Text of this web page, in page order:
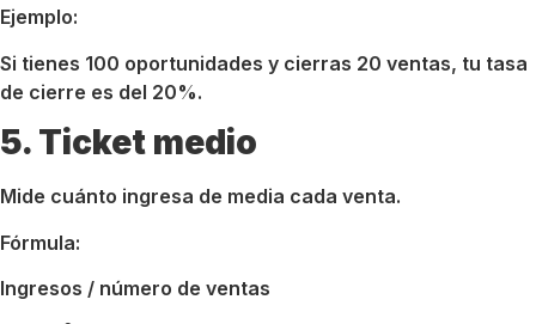
Ejemplo:
Si tienes 100 oportunidades y cierras 20 ventas, tu tasa
de cierre es del 20%.
5. Ticket medio
Mide cuánto ingresa de media cada venta.
Fórmula:
Ingresos / número de ventas